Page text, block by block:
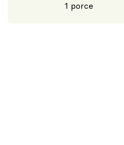
1 porce